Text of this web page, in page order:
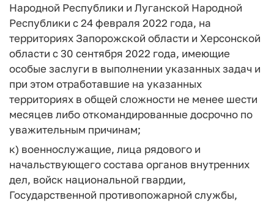
Народной Республики и Луганской Народной
Республики с 24 февраля 2022 года, на
территориях Запорожской области и Херсонской
области с 30 сентября 2022 года, имеющие
особые заслуги в выполнении указанных задач и
при этом отработавшие на указанных
территориях в общей сложности не менее шести
месяцев либо откомандированные досрочно по
уважительным причинам;
к) военнослужащие, лица рядового и
начальствующего состава органов внутренних
дел, войск национальной гвардии,
Государственной противопожарной службы,